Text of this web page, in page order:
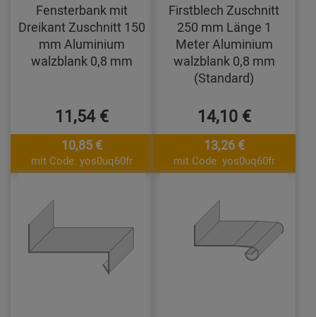
Fensterbank mit
Dreikant Zuschnitt 150
mm Aluminium
walzblank 0,8 mm
11,54 €
10,85 €
mit Code: yos0uq60fr
Firstblech Zuschnitt
250 mm Länge 1
Meter Aluminium
walzblank 0,8 mm
(Standard)
14,10 €
13,26 €
mit Code: yos0uq60fr